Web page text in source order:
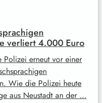
verliert 4.000 Euro
Polizei erneut vor einer
Wie die Polizei heute
aus Neustadt an der …